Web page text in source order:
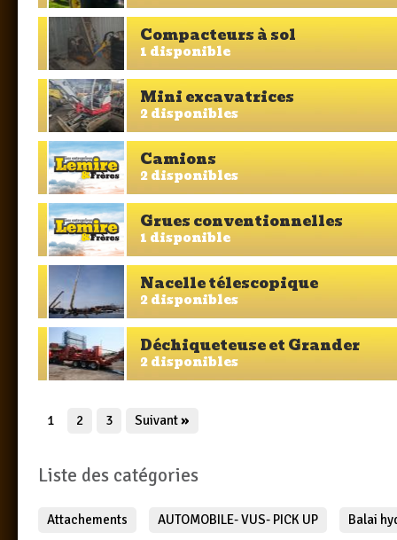
Compacteurs à sol
1 disponible
Mini excavatrices
2 disponibles
Camions
2 disponibles
Grues conventionnelles
1 disponible
Nacelle télescopique
2 disponibles
Déchiqueteuse et Grander
2 disponibles
1 2 3 Suivant»
Liste des catégories
Attachements AUTOMOBILE- VUS- PICK UP Balai